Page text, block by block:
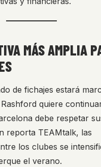
MÁS AMPLIA
de fichajes estará
quiere
debe respetar
reporta TEAMtalk, las
los clubes se
el verano.